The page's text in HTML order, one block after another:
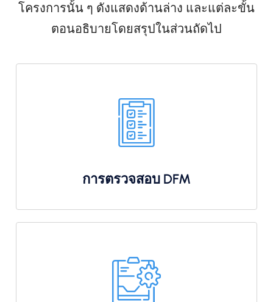
โครงการนั้น ๆ ดังแสดงด้านล่าง และแต่ละขั้น
ตอนอธิบายโดยสรุปในส่วนถัดไป
การตรวจสอบ DFM